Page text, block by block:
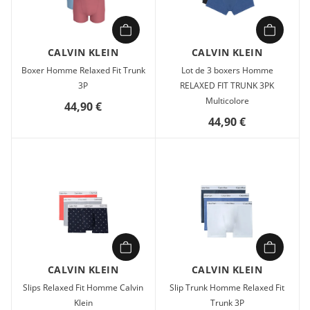
CALVIN KLEIN
Boxer Homme Relaxed Fit Trunk
3P
44,90 €
CALVIN KLEIN
Lot de 3 boxers Homme
RELAXED FIT TRUNK 3PK
Multicolore
44,90 €
CALVIN KLEIN
Slips Relaxed Fit Homme Calvin
Klein
CALVIN KLEIN
Slip Trunk Homme Relaxed Fit
Trunk 3P